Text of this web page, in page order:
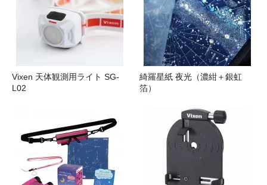
Vixen 天体観測用ライト SG-
L02
綺羅星紙 夜光（濃紺＋銀虹
箔）